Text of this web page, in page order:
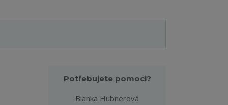
Potřebujete pomoci?
Blanka Hubnerová